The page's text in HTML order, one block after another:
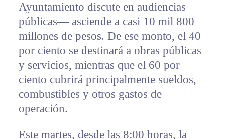
Ayuntamiento discute en audiencias
públicas— asciende a casi 10 mil 800
millones de pesos. De ese monto, el 40
por ciento se destinará a obras públicas
y servicios, mientras que el 60 por
ciento cubrirá principalmente sueldos,
combustibles y otros gastos de
operación.
Este martes, desde las 8:00 horas, la